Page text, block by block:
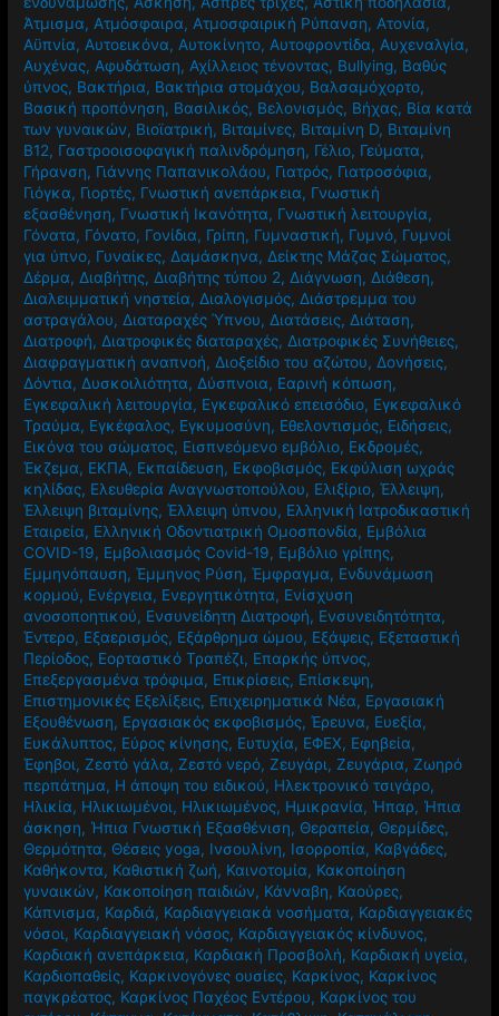
Ασκήσεις Kegel,Ασκήσεις γυμναστικής ,Ασκήσεις
ενδυνάμωσης,Άσκηση ,Άσπρες τρίχες ,Αστική ποδηλασία
Άτμισμα,Ατμόσφαιρα,Ατμοσφαιρική Ρύπανση, Ατονία,
Αϋπνία,Αυτοεικόνα,Αυτοκίνητο ,Αυτοφροντίδα,Αυχεναλγία
Αυχένας,Αφυδάτωση,Αχίλλειος τένοντας,Βullying,Βαθύς
ύπνος, Βακτήρια,Βακτήρια στομάχου,Βαλσαμόχορτο,
Βασική προπόνηση,Βασιλικός,Βελονισμός,Βήχας,Βία κατά
των γυναικών,Βιοϊατρική,Βιταμίνες,Βιταμίνη D,Βιταμίνη
Β12,Γαστροοισοφαγική παλινδρόμηση,Γέλιο,Γεύματα,
Γήρανση ,Γιάννης Παπανικολάου,Γιατρός,Γιατροσόφια
Γιόγκα,Γιορτές,Γνωστική ανεπάρκεια,Γνωστική
εξασθένηση,Γνωστική Ικανότητα,Γνωστική λειτουργία,
Γόνατα,Γόνατο,Γονίδια,Γρίπη,Γυμναστική,Γυμνό,Γυμνοί
για ύπνο,Γυναίκες,Δαμάσκηνα, Δείκτης Μάζας Σώματος
Δέρμα,Διαβήτης,Διαβήτης τύπου 2,Διάγνωση,Διάθεση
Διαλειμματική νηστεία,Διαλογισμός,Διάστρεμμα του
αστραγάλου,Διαταραχές Ύπνου,Διατάσεις,Διάταση,
Διατροφή,Διατροφικές διαταραχές,Διατροφικές Συνήθειες
Διαφραγματική αναπνοή,Διοξείδιο του αζώτου,Δονήσεις
Δόντια,Δυσκοιλιότητα, Δύσπνοια,Εαρινή κόπωση,
Εγκεφαλική λειτουργία,Εγκεφαλικό επεισόδιο,Εγκεφαλικό
Τραύμα ,Εγκέφαλος, Εγκυμοσύνη, Εθελοντισμός,Ειδήσεις
Εικόνα του σώματος,Εισπνεόμενο εμβόλιο,Εκδρομές,
Έκζεμα, ΕΚΠΑ,Εκπαίδευση, Εκφοβισμός,Εκφύλιση ωχράς
κηλίδας,Ελευθερία Αναγνωστοπούλου,Ελιξίριο,Έλλειψη ,
Έλλειψη βιταμίνης,Έλλειψη ύπνου,Ελληνική Ιατροδικαστική
Εταιρεία,Ελληνική Οδοντιατρική Ομοσπονδία,Εμβόλια
COVID-19,Εμβολιασμός Covid-19,Εμβόλιο γρίπης,
Εμμηνόπαυση,Έμμηνος Ρύση,Έμφραγμα,Ενδυνάμωση
κορμού,Ενέργεια,Ενεργητικότητα,Ενίσχυση
ανοσοποητικού,Ενσυνείδητη Διατροφή ,Ενσυνειδητότητα,
Έντερο,Εξαερισμός,Εξάρθρημα ώμου,Εξάψεις
Περίοδος,Εορταστικό Τραπέζι,Επαρκής ύπνος,
Επεξεργασμένα τρόφιμα ,Επικρίσεις,Επίσκεψη,
Επιστημονικές Εξελίξεις, Επιχειρηματικά Νέα,Εργασιακή
Εξουθένωση,Εργασιακός εκφοβισμός ,Έρευνα,Ευεξία
Ευκάλυπτος ,Εύρος κίνησης,Ευτυχία,ΕΦΕΧ,Εφηβεία ,
Έφηβοι,Ζεστό γάλα, Ζεστό νερό, Ζευγάρι,Ζευγάρια,Ζωηρό
περπάτημα,Η άποψη του ειδικού,Ηλεκτρονικό τσιγάρο ,
Ηλικία,Ηλικιωμένοι ,Ηλικιωμένος,Ημικρανία,Ήπαρ,Ήπια
άσκηση,Ήπια Γνωστική Εξασθένιση ,Θεραπεία ,Θερμίδες,
Θερμότητα, Θέσεις yoga,Ινσουλίνη,Ισορροπία,Καβγάδες
Καθήκοντα ,Καθιστική ζωή,Καινοτομία,Κακοποίηση
γυναικών, Κακοποίηση παιδιών,Κάνναβη,Καούρες,
Κάπνισμα,Καρδιά,Καρδιαγγειακά νοσήματα,Καρδιαγγειακές
νόσοι,Καρδιαγγειακή νόσος,Καρδιαγγειακός κίνδυνος ,
Καρδιακή ανεπάρκεια,Καρδιακή Προσβολή,Καρδιακή υγεία
Καρδιοπαθείς ,Καρκινογόνες ουσίες,Καρκίνος,Καρκίνος